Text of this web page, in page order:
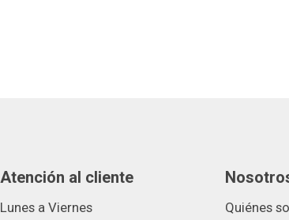
Atención al cliente
Lunes a Viernes
Quiénes